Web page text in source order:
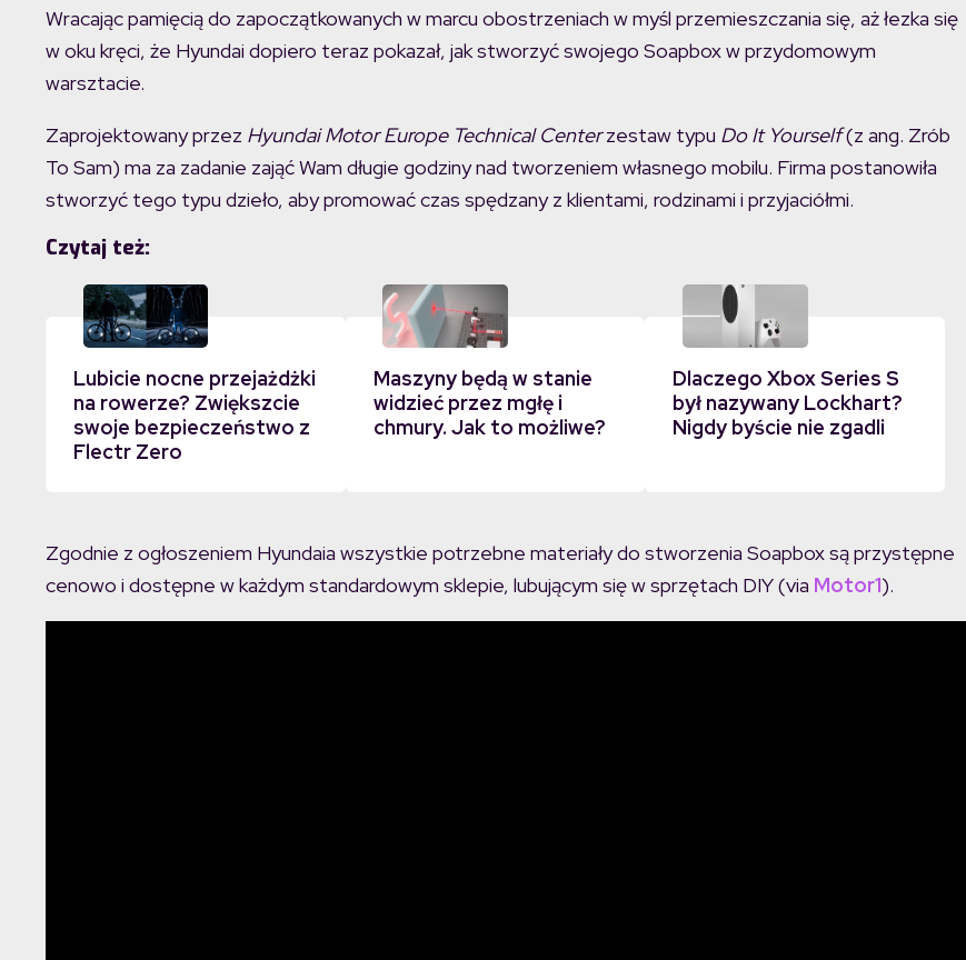
Wracając pamięcią do zapoczątkowanych w marcu obostrzeniach w myśl przemieszczania się, aż łezka się
w oku kręci, że Hyundai dopiero teraz pokazał, jak stworzyć swojego Soapbox w przydomowym
warsztacie.
Zaprojektowany przez Hyundai Motor Europe Technical Centerzestaw typu Do It Yourself(z ang. Zrób
To Sam) ma za zadanie zająć Wam długie godziny nad tworzeniem własnego mobilu. Firma postanowiła
stworzyć tego typu dzieło, aby promować czas spędzany z klientami, rodzinami i przyjaciółmi.
Czytaj też:
Lubicie nocne przejażdżki
na rowerze? Zwiększcie
swoje bezpieczeństwo z
Flectr Zero
Maszyny będą w stanie
widzieć przez mgłę i
chmury. Jak to możliwe?
Dlaczego Xbox Series S
był nazywany Lockhart?
Nigdy byście nie zgadli
Zgodnie z ogłoszeniem Hyundaia wszystkie potrzebne materiały do stworzenia Soapbox są przystępne
cenowo i dostępne w każdym standardowym sklepie, lubującym się w sprzętach DIY (via Motor1).